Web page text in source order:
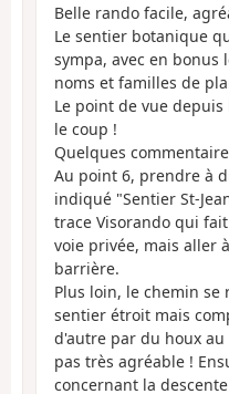
Belle rando facile,
Le sentier botanique
sympa, avec en
noms et familles de
Le point de vue
le coup !
Quelques
Au point 6, prendre à
indiqué "Sentier St-
trace Visorando qui
voie privée, mais aller
barrière.
Plus loin, le chemin
sentier étroit mais
d'autre par du houx
pas très agréable !
concernant la